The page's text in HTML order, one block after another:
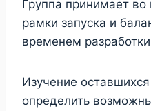
Группа принимает
рамки запуска и
временем
Изучение
определить